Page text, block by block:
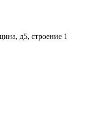
д5, строение 1